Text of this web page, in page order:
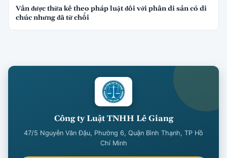
Vẫn được thừa kế theo pháp luật đối với phần di sản có di
chúc nhưng đã từ chối
Công ty Luật TNHH Lê Giang
47/5 Nguyễn Văn Đậu, Phường 6, Quận Bình Thạnh, TP Hồ
Chí Minh